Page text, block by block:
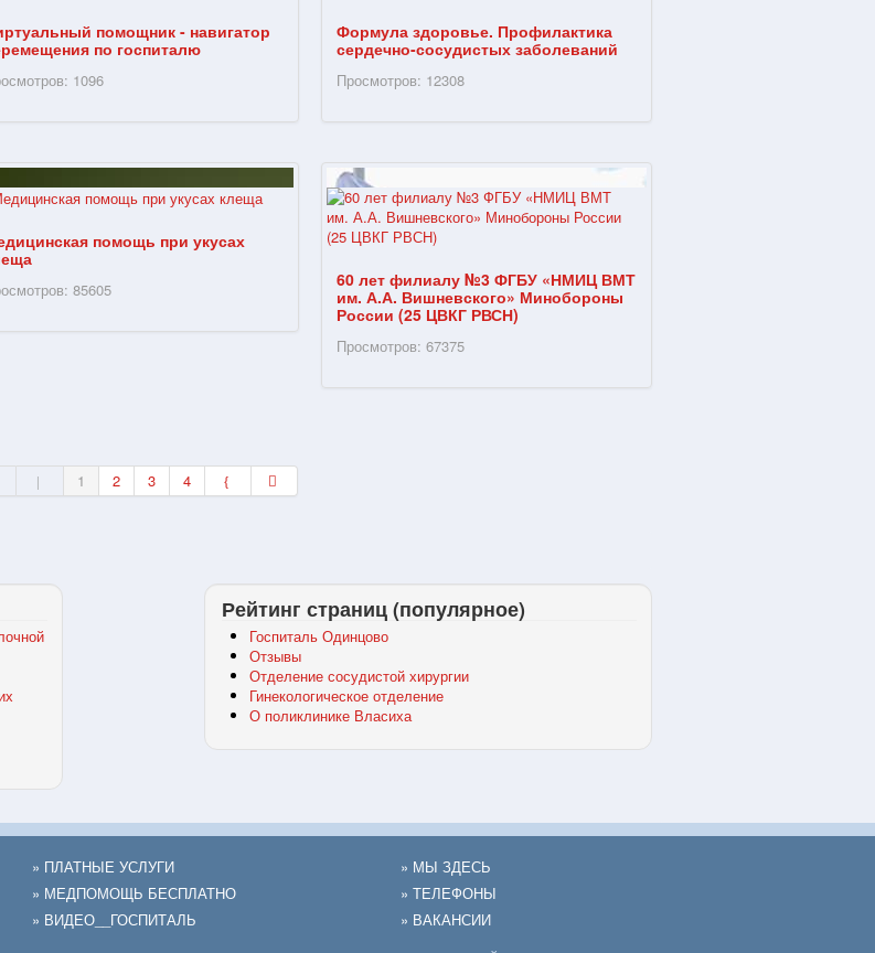
помощник - навигатор
по госпиталю
1096
Формула здоровье. Профилактика
сердечно-сосудистых заболеваний
Просмотров: 12308
помощь при укусах
85605
60 лет филиалу №3 ФГБУ «НМИЦ ВМТ
им. А.А. Вишневского» Минобороны
России (25 ЦВКГ РВСН)
Просмотров: 67375
1 2 3 4
Рейтинг страниц (популярное)
Госпиталь Одинцово
Отзывы
Отделение сосудистой хирургии
Гинекологическое отделение
О поликлинике Власиха
» ПЛАТНЫЕ УСЛУГИ
» МЕДПОМОЩЬ БЕСПЛАТНО
» ВИДЕО__ГОСПИТАЛЬ
» МЫ ЗДЕСЬ
» ТЕЛЕФОНЫ
» ВАКАНСИИ